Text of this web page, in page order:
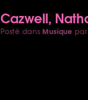
Cazwell,
Posté dans Musique par